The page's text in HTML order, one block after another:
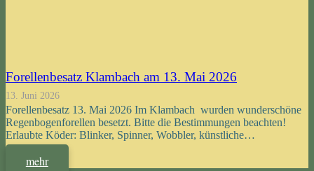
Forellenbesatz Klambach am 13. Mai 2026
13. Juni 2026
Forellenbesatz 13. Mai 2026 Im Klambach wurden wunderschöne
Regenbogenforellen besetzt. Bitte die Bestimmungen beachten!
Erlaubte Köder: Blinker, Spinner, Wobbler, künstliche…
mehr